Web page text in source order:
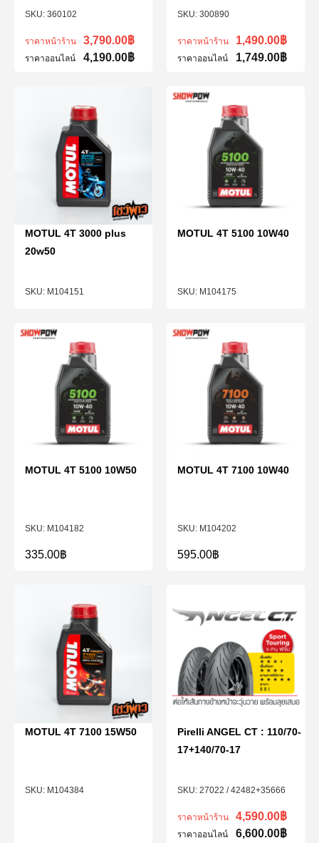
360102
ราคาหน้าร้าน 3,790.00฿
ราคาออนไลน์ 4,190.00฿
300890
ราคาหน้าร้าน 1,490.00฿
ราคาออนไลน์ 1,749.00฿
M104151
MOTUL 4T 3000 plus
20w50
M104175
MOTUL 4T 5100 10W40
M104182
MOTUL 4T 5100 10W50
335.00฿
M104202
MOTUL 4T 7100 10W40
595.00฿
M104384
MOTUL 4T 7100 15W50
27022 / 42482+35666
Pirelli ANGEL CT : 110/70-
17+140/70-17
ราคาหน้าร้าน 4,590.00฿
ราคาออนไลน์ 6,600.00฿